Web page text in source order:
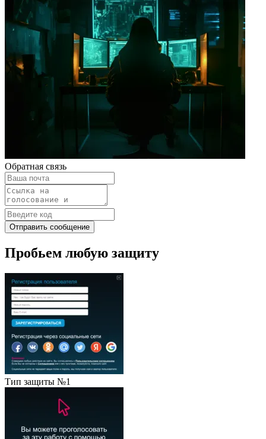
Обратная связь
Отправить сообщение
Пробьем любую защиту
Тип защиты №1